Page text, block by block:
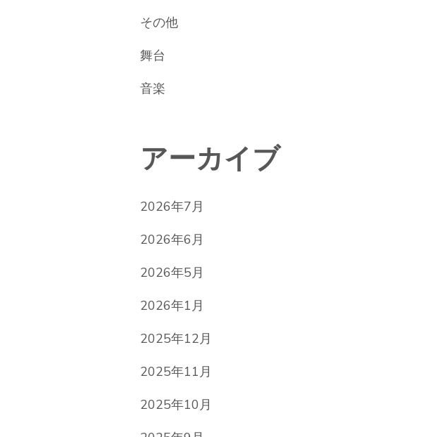
その他
舞台
音楽
アーカイブ
2026年7月
2026年6月
2026年5月
2026年1月
2025年12月
2025年11月
2025年10月